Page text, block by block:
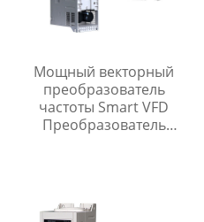
Мощный векторный
преобразователь
частоты Smart VFD
Преобразователь